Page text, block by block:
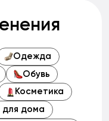
Одежда
Обувь
Косметика
для дома